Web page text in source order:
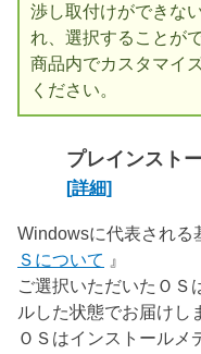
渉し取付けができな
れ、選択することが
商品内でカスタマイ
ください。
プレインスト
[詳細]
Windowsに代表される
Ｓについて 』
ご選択いただいたＯＳ
ルした状態でお届けし
ＯＳはインストールメ